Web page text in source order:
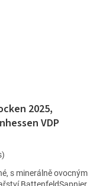
2025,
VDP
s minerálně ovocným
BattenfeldSapnier,